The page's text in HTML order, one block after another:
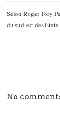
Selon Roger Tory
du sud-est des
No